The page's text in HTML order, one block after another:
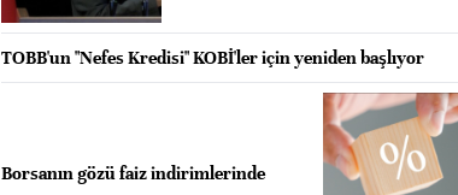
TOBB'un "Nefes Kredisi" KOBİ'ler için yeniden başlıyor
Borsanın gözü faiz indirimlerinde